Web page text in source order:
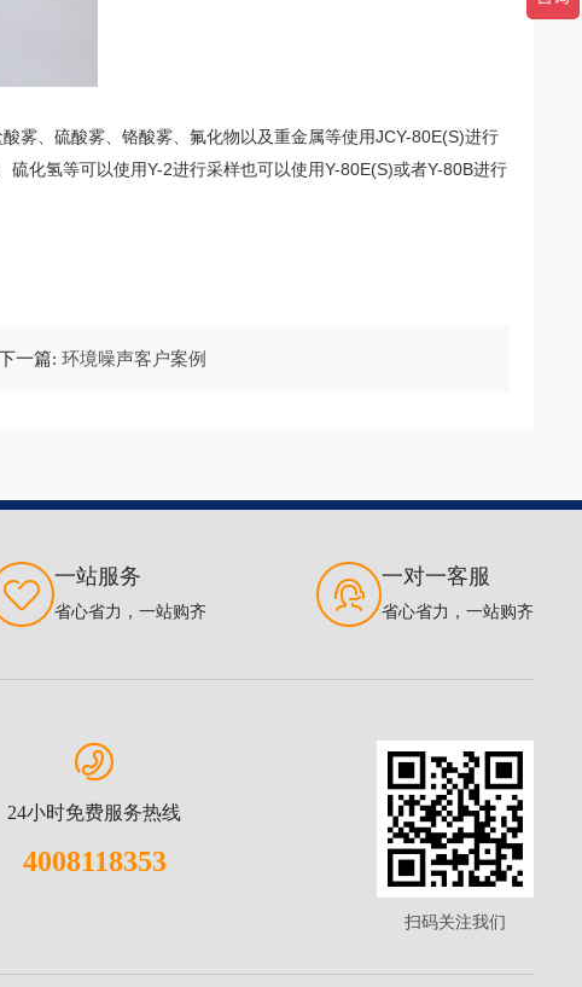
、硫酸雾、铬酸雾、氟化物以及重金属等使用JCY-80E(S)进行
化氢等可以使用Y-2进行采样也可以使用Y-80E(S)或者Y-80B进行
一篇: 环境噪声客户案例
一站服务
省心省力，一站购齐
一对一客服
省心省力，一站购齐
24小时免费服务热线
4008118353
扫码关注我们